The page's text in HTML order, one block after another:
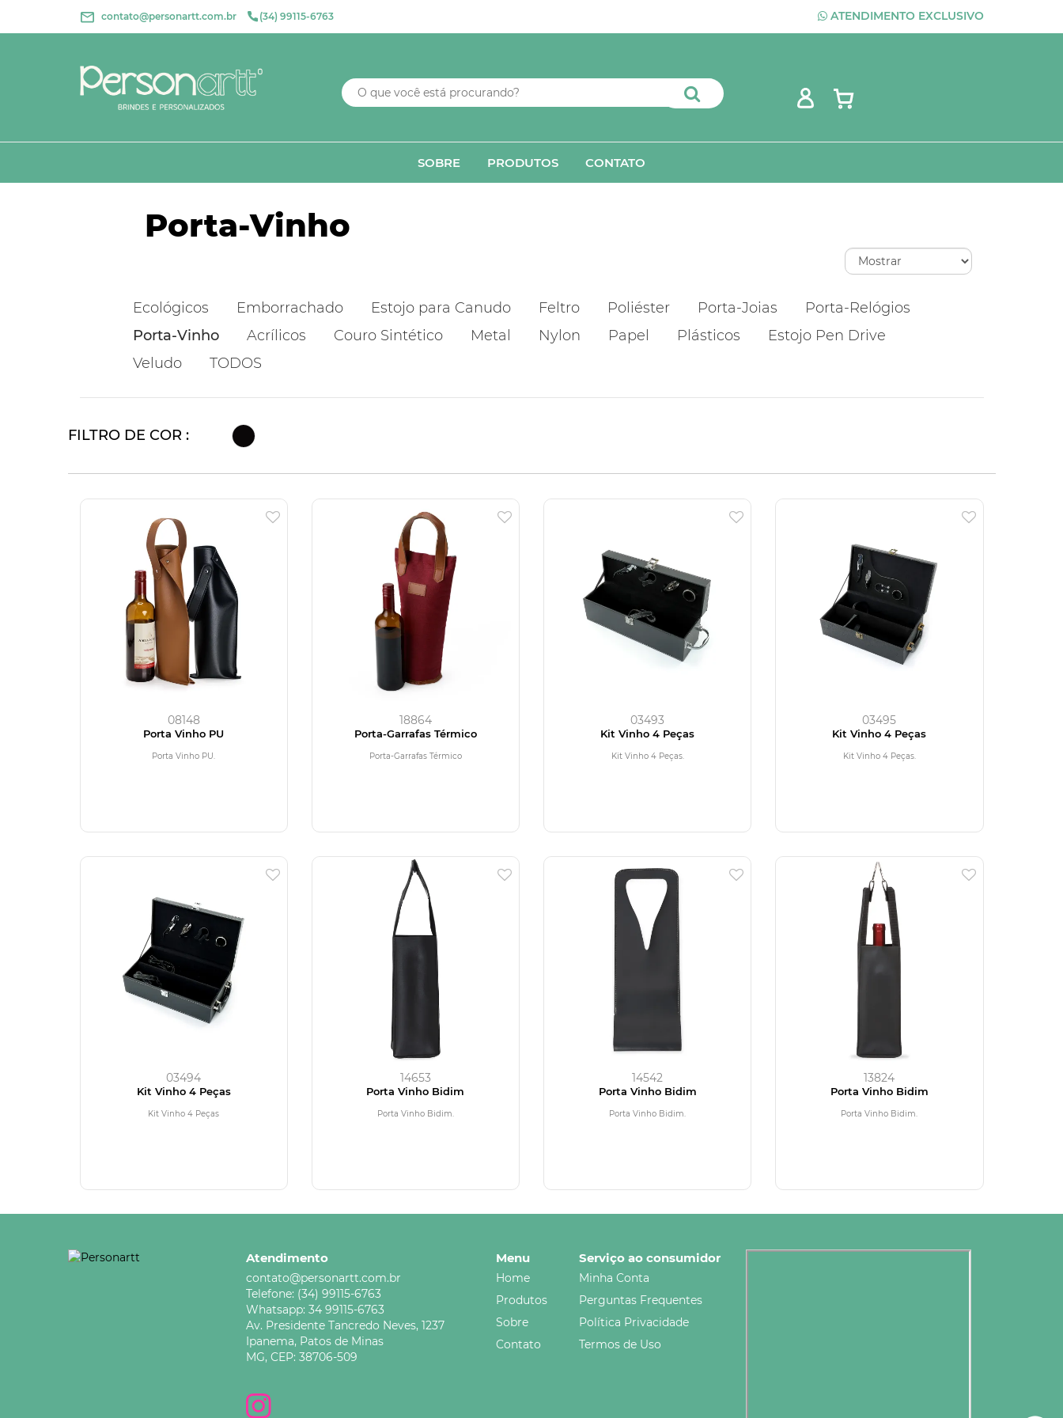
contato@personartt.com.br (34) 99115-6763 ATENDIMENTO EXCLUSIVO
SOBRE PRODUTOS CONTATO
Porta-Vinho
Ecológicos Emborrachado Estojo para Canudo Feltro Poliéster Porta-Joias
Porta-Relógios
Porta-Vinho
Acrílicos Couro Sintético Metal Nylon Papel Plásticos
Estojo Pen Drive
Veludo
TODOS
FILTRO DE COR :
08148
Porta Vinho PU
Porta Vinho PU.
18864
Porta-Garrafas Térmico
Porta-Garrafas Térmico
03493
Kit Vinho 4 Peças
Kit Vinho 4 Peças.
03495
Kit Vinho 4 Peças
Kit Vinho 4 Peças.
03494
Kit Vinho 4 Peças
Kit Vinho 4 Peças
14653
Porta Vinho Bidim
Porta Vinho Bidim.
14542
Porta Vinho Bidim
Porta Vinho Bidim.
13824
Porta Vinho Bidim
Porta Vinho Bidim.
Atendimento
contato@personartt.com.br
Telefone: (34) 99115-6763
Whatsapp: 34 99115-6763
Av. Presidente Tancredo Neves, 1237
Ipanema, Patos de Minas
MG, CEP: 38706-509
Menu
Home
Produtos
Sobre
Contato
Serviço ao consumidor
Minha Conta
Perguntas Frequentes
Política Privacidade
Termos de Uso